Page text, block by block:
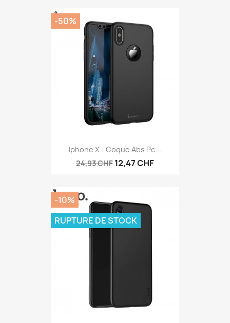
Iphone X - Coque Abs Pc...
24,93 CHF 12,47 CHF
-50%
-10%
RUPTURE DE STOCK